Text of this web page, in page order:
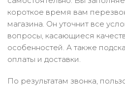
короткое время вам
магазина. Он уточнит все
вопросы, касающиеся
особенностей. А также
оплаты и доставки.
По результатам звонка,